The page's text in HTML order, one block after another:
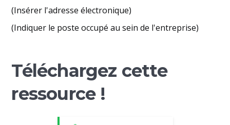
(Insérer l'adresse électronique)
(Indiquer le poste occupé au sein de l'entreprise)
Téléchargez cette
ressource !